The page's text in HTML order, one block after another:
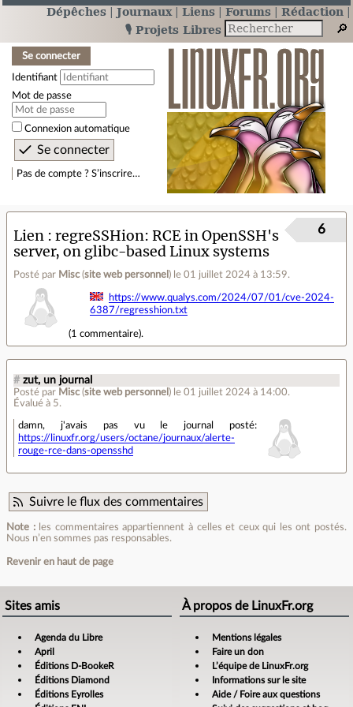
Dépêches Journaux Liens Forums
Rédaction
🎙️ Projets Libres
Se connecter
Identifiant
Mot de passe
Connexion automatique
Pas de compte ? S’inscrire…
Lien
regreSSHion: RCE in OpenSSH's
server, on glibc-based Linux systems
Posté par Misc(site web personnel ) le 01 juillet 2024 à 13:59.
6
https://www.qualys.com/2024/07/01/cve-2024-
6387/regresshion.txt
(1 commentaire).
# zut, un journal
Posté par Misc(site web personnel ) le 01 juillet 2024 à 14:00.
Évalué à 5.
damn, j'avais pas vu le journal posté:
https://linuxfr.org/users/octane/journaux/alerte-
rouge-rce-dans-opensshd
Suivre le flux des commentaires
Note :les commentaires appartiennent à celles et ceux qui les ont postés.
Nous n’en sommes pas responsables.
Revenir en haut de page
Sites amis
Agenda du Libre
April
Éditions D-BookeR
Éditions Diamond
Éditions Eyrolles
À propos de LinuxFr.org
Mentions légales
Faire un don
L’équipe de LinuxFr.org
Informations sur le site
Aide / Foire aux questions